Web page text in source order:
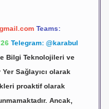
Teams:
Telegram: @karabul
Bilgi Teknolojileri ve
Sağlayıcı olarak
proaktif olarak
Ancak,